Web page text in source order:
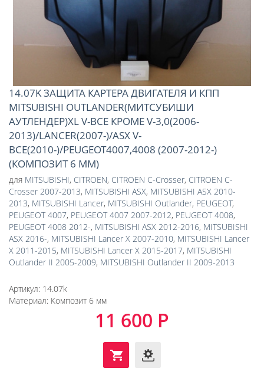
14.07K ЗАЩИТА КАРТЕРА ДВИГАТЕЛЯ И КПП
MITSUBISHI OUTLANDER(МИТСУБИШИ
АУТЛЕНДЕР)XL V-ВСЕ КРОМЕ V-3,0(2006-
2013)/LANCER(2007-)/ASX V-
ВСЕ(2010-)/PEUGEOT4007,4008 (2007-2012-)
(КОМПОЗИТ 6 ММ)
для MITSUBISHI, CITROEN, CITROEN C-Crosser, CITROEN C-
Crosser 2007-2013, MITSUBISHI ASX, MITSUBISHI ASX 2010-
2013, MITSUBISHI Lancer, MITSUBISHI Outlander, PEUGEOT,
PEUGEOT 4007, PEUGEOT 4007 2007-2012, PEUGEOT 4008,
PEUGEOT 4008 2012-, MITSUBISHI ASX 2012-2016, MITSUBISHI
ASX 2016-, MITSUBISHI Lancer X 2007-2010, MITSUBISHI Lancer
X 2011-2015, MITSUBISHI Lancer X 2015-2017, MITSUBISHI
Outlander II 2005-2009, MITSUBISHI Outlander II 2009-2013
Артикул: 14.07k
Материал: Композит 6 мм
11 600 Р